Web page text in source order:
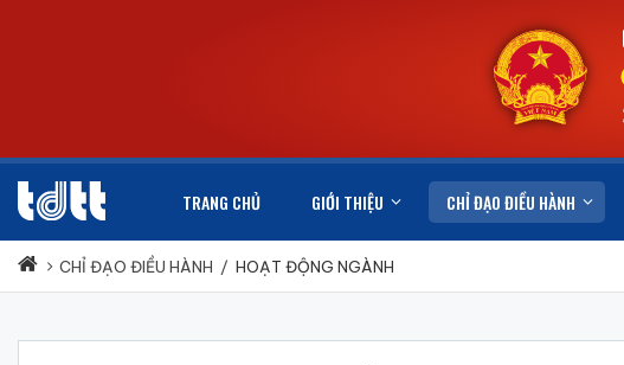
TRANG CHỦ GIỚI THIỆU CHỈ ĐẠO ĐIỀU HÀNH
CHỈ ĐẠO ĐIỀU HÀNH / HOẠT ĐỘNG NGÀNH